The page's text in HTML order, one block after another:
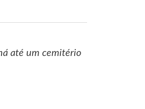
até um cemitério